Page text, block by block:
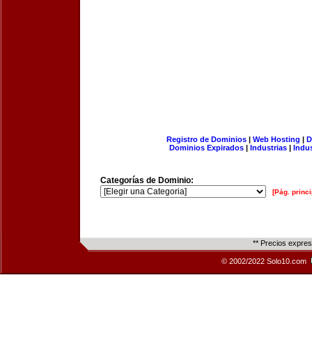
Registro de Dominios| Web Hosting |
Dominios Expirados | Industrias |
Categorías de Dominio:
[Pág.
** Precios
© 2002/2022 Solo10.com